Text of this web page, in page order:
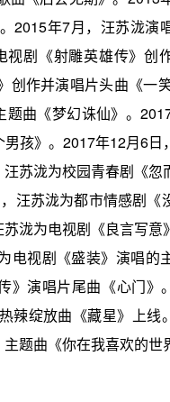
2015年7月，汪苏泷演
剧《射雕英雄传》创
创作并演唱片头曲《一
曲《梦幻诛仙》。
孩》。2017年12月6日
苏泷为校园青春剧《忽
汪苏泷为都市情感剧《
泷为电视剧《良言写意
电视剧《盛装》演唱的
》演唱片尾曲《心门》
辣绽放曲《藏星》上线
题曲《你在我喜欢的世